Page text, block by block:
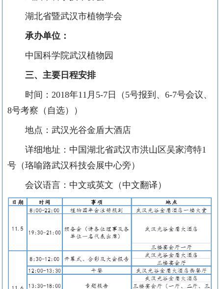
湖北省暨武汉市植物学会
承办单位：
中国科学院武汉植物园
三、主要日程安排
时间：2018年11月5-7日（5号报到、6-7号会议、
8号考察（自选））
地点：武汉光谷金盾大酒店
详细地址：中国湖北省武汉市洪山区吴家湾特1
号（珞喻路武汉科技会展中心旁）
会议语言：中文或英文（中文翻译）